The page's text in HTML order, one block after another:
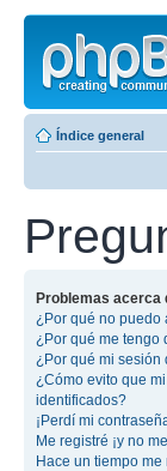
Índice general
Problemas acerca
¿Por qué no puedo
¿Por qué me tengo
¿Por qué mi
¿Cómo evito que
identificados?
¡Perdí mi
Me registré ¡y no
Hace un tiempo